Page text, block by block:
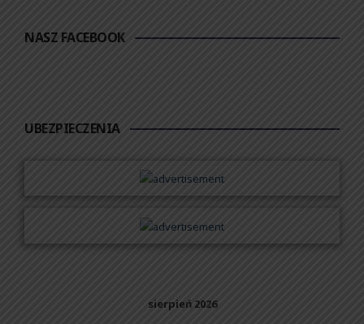
NASZ FACEBOOK
UBEZPIECZENIA
sierpień 2026